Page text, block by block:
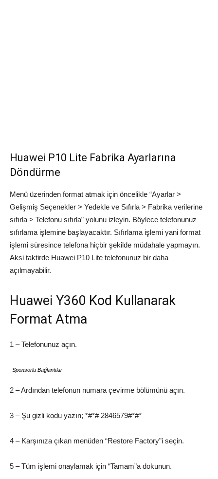
Huawei P10 Lite Fabrika Ayarlarına
Döndürme
Menü üzerinden format atmak için öncelikle “Ayarlar >
Gelişmiş Seçenekler > Yedekle ve Sıfırla > Fabrika verilerine
sıfırla > Telefonu sıfırla” yolunu izleyin. Böylece telefonunuz
sıfırlama işlemine başlayacaktır. Sıfırlama işlemi yani format
işlemi süresince telefona hiçbir şekilde müdahale yapmayın.
Aksi taktirde Huawei P10 Lite telefonunuz bir daha
açılmayabilir.
Huawei Y360 Kod Kullanarak
Format Atma
1 – Telefonunuz açın.
Sponsorlu Bağlantılar
2 – Ardından telefonun numara çevirme bölümünü açın.
3 – Şu gizli kodu yazın; *#*# 2846579#*#*
4 – Karşınıza çıkan menüden “Restore Factory”i seçin.
5 – Tüm işlemi onaylamak için “Tamam”a dokunun.